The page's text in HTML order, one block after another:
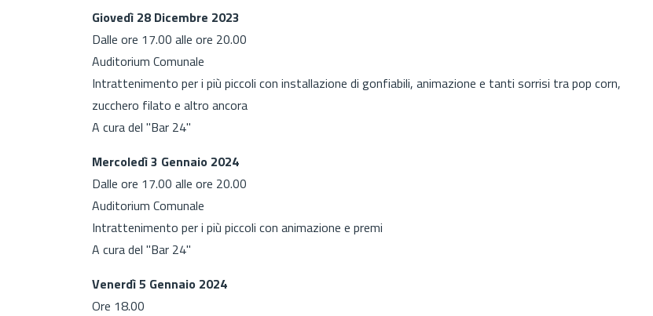
Giovedì 28 Dicembre 2023
Dalle ore 17.00 alle ore 20.00
Auditorium Comunale
Intrattenimento per i più piccoli con installazione di gonfiabili, animazione e tanti sorrisi tra pop corn,
zucchero filato e altro ancora
A cura del "Bar 24"
Mercoledì 3 Gennaio 2024
Dalle ore 17.00 alle ore 20.00
Auditorium Comunale
Intrattenimento per i più piccoli con animazione e premi
A cura del "Bar 24"
Venerdì 5 Gennaio 2024
Ore 18.00